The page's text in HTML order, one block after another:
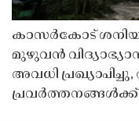
കാസർകോട്
മുഴുവൻ
അവധി